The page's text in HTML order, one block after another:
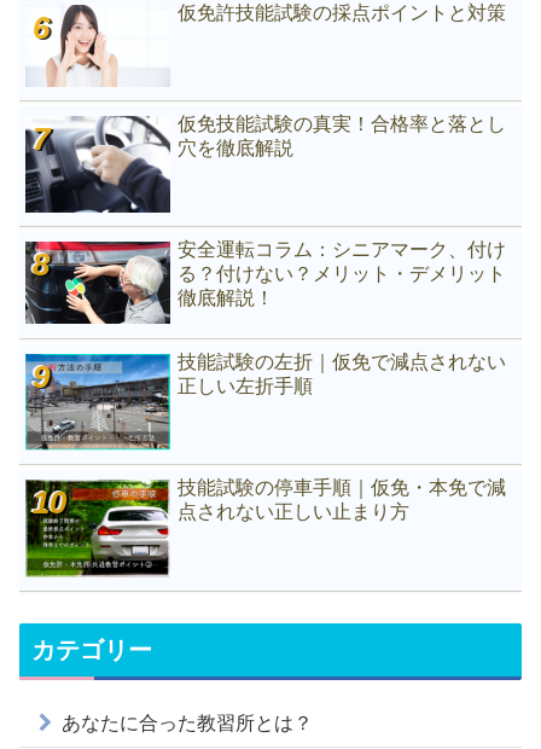
仮免許技能試験の採点ポイントと対策
仮免技能試験の真実！合格率と落とし
穴を徹底解説
安全運転コラム：シニアマーク、付け
る？付けない？メリット・デメリット
徹底解説！
技能試験の左折｜仮免で減点されない
正しい左折手順
技能試験の停車手順｜仮免・本免で減
点されない正しい止まり方
カテゴリー
あなたに合った教習所とは？